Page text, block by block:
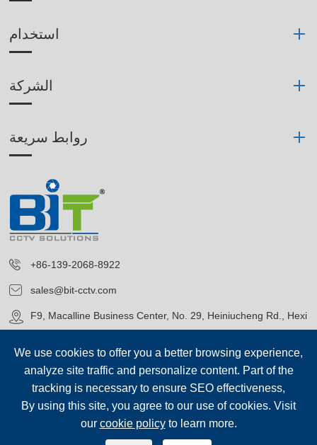
استخدام
الشركة
روابط سريعة
+86-139-2068-8922
sales@bit-cctv.com
F9, Macalline Business Center, No. 29, Heiniucheng Rd., Hexi
District, Tianjin, China
Blue Icon (Tianjin) Technology Co., Ltd.
We use cookies to offer you a better browsing experience,
analyze site traffic and personalize content. Part of the
tracking is necessary to ensure SEO effectiveness,
By using this site, you agree to our use of cookies. Visit
our cookie policyto learn more.